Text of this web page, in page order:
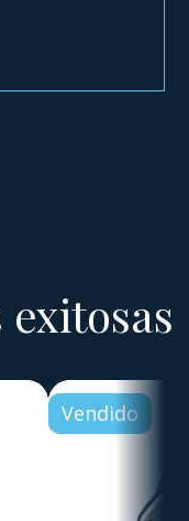
Vendido